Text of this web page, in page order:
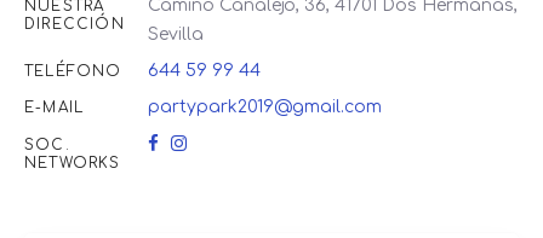
NUESTRA
DIRECCIÓN
Camino Cañalejo, 36, 41701 Dos Hermanas,
Sevilla
TELÉFONO 644 59 99 44
E-MAIL partypark2019@gmail.com
SOC.
NETWORKS